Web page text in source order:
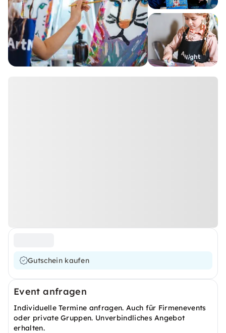
Gutschein kaufen
Event anfragen
Individuelle Termine anfragen. Auch für Firmenevents
oder private Gruppen. Unverbindliches Angebot
erhalten.